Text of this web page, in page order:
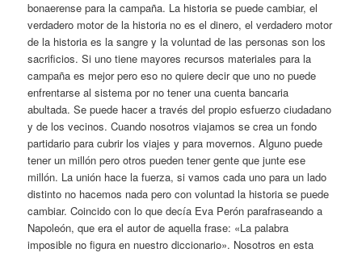
bonaerense para la campaña. La historia se puede cambiar, el
verdadero motor de la historia no es el dinero, el verdadero motor
de la historia es la sangre y la voluntad de las personas son los
sacrificios. Si uno tiene mayores recursos materiales para la
campaña es mejor pero eso no quiere decir que uno no puede
enfrentarse al sistema por no tener una cuenta bancaria
abultada. Se puede hacer a través del propio esfuerzo ciudadano
y de los vecinos. Cuando nosotros viajamos se crea un fondo
partidario para cubrir los viajes y para movernos. Alguno puede
tener un millón pero otros pueden tener gente que junte ese
millón. La unión hace la fuerza, si vamos cada uno para un lado
distinto no hacemos nada pero con voluntad la historia se puede
cambiar. Coincido con lo que decía Eva Perón parafraseando a
Napoleón, que era el autor de aquella frase: «La palabra
imposible no figura en nuestro diccionario». Nosotros en esta